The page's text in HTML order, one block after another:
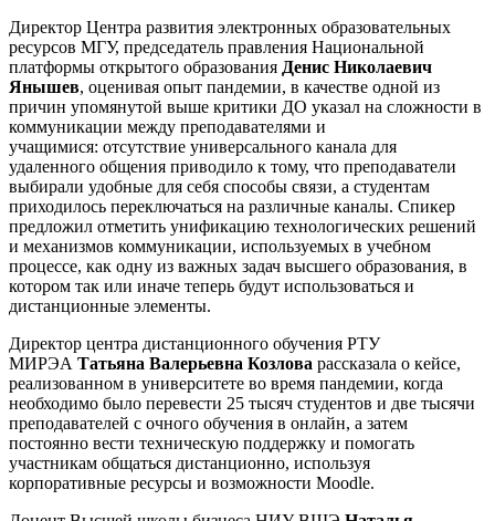
Директор Центра развития электронных образовательных
ресурсов МГУ, председатель правления Национальной
платформы открытого образования Денис Николаевич
Янышев, оценивая опыт пандемии, в качестве одной из
причин упомянутой выше критики ДО указал на сложности в
коммуникации между преподавателями и
учащимися: отсутствие универсального канала для
удаленного общения приводило к тому, что преподаватели
выбирали удобные для себя способы связи, а студентам
приходилось переключаться на различные каналы. Спикер
предложил отметить унификацию технологических решений
и механизмов коммуникации, используемых в учебном
процессе, как одну из важных задач высшего образования, в
котором так или иначе теперь будут использоваться и
дистанционные элементы.
Директор центра дистанционного обучения РТУ
МИРЭА Татьяна Валерьевна Козлова рассказала о кейсе,
реализованном в университете во время пандемии, когда
необходимо было перевести 25 тысяч студентов и две тысячи
преподавателей с очного обучения в онлайн, а затем
постоянно вести техническую поддержку и помогать
участникам общаться дистанционно, используя
корпоративные ресурсы и возможности Moodle.